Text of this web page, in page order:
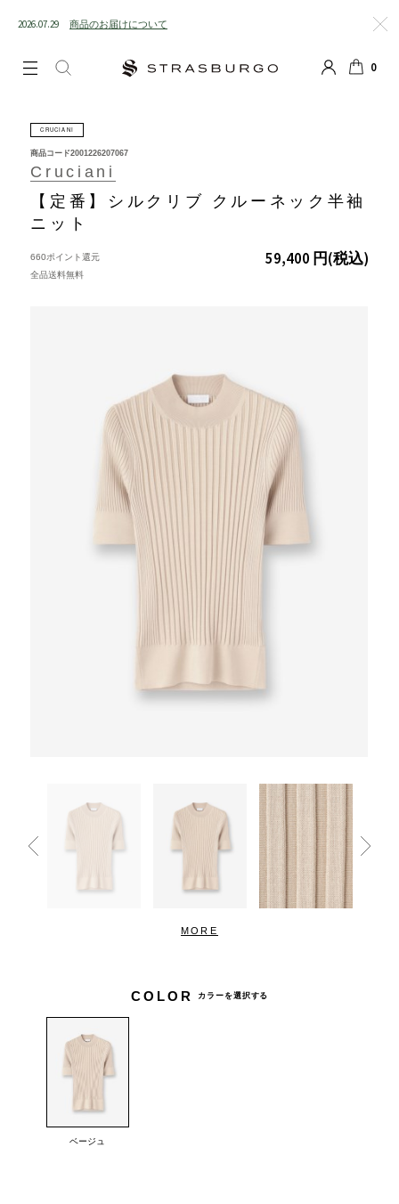
2026.07.29 商品のお届けについて
0
CRUCIANI
Cruciani
【定番】シルクリブ クルーネック半袖
ニット
商品コード2001226207067
59,400 円(税込)
660ポイント還元
全品送料無料
MORE
COLOR カラーを選択する
ベージュ